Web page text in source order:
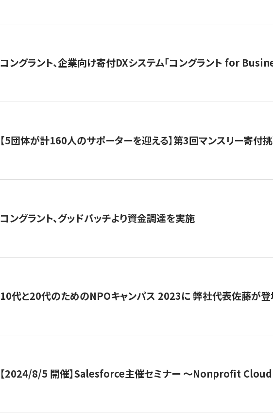
コングラント、企業向け寄付DXシステム「コングラント for
【5団体が計160人のサポーターを迎える】​​第3回マンスリー寄付
コングラント、グッドパッチより資金調達を実施
10代と20代のためのNPOキャンパス 2023に 弊社代表佐藤が
【2024/8/5 開催】Salesforce主催セミナー 〜Nonprofit